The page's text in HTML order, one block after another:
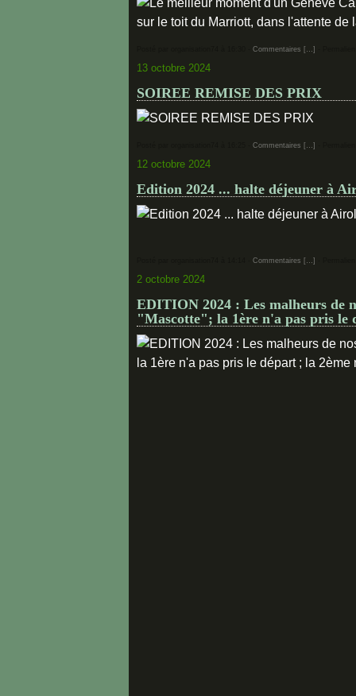
Commentaires [ …]
13 octobre 2024
SOIREE REMISE DES PRIX
Commentaires [ …]
12 octobre 2024
Edition 2024 ... halte déjeuner à
Commentaires [ …]
2 octobre 2024
EDITION 2024 : Les malheurs de
"Mascotte"; la 1ère n'a pas pris le